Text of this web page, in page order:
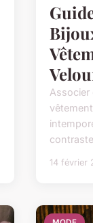
Associer
14 février